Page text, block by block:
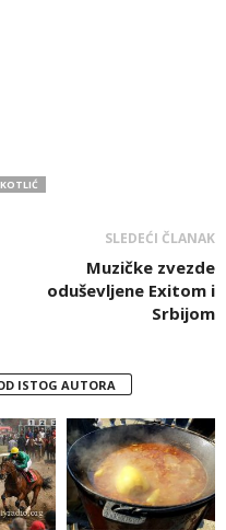
KOTLIĆ
SLEDEĆI ČLANAK
Muzičke zvezde
oduševljene Exitom i
Srbijom
ISTOG AUTORA